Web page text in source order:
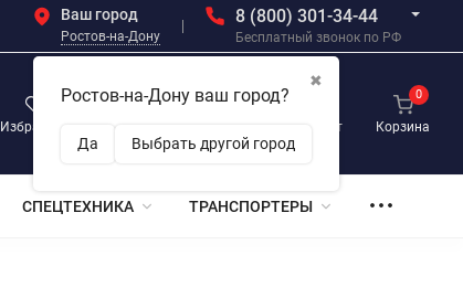
Ваш город
Ростов-на-Дону
✖
Ростов-на-Дону ваш город?
Да Выбрать другой город
8 (800) 301-34-44
Бесплатный звонок по РФ
Избранное
0
Личный кабинет Корзина
0
СПЕЦТЕХНИКА ТРАНСПОРТЕРЫ